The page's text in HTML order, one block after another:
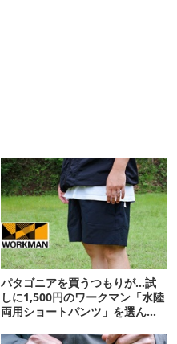
パタゴニアを買うつもりが…試
しに1,500円のワークマン「水陸
両用ショートパンツ」を選んだ